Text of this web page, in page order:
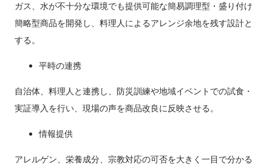
ガス、水が不十分な環境でも提供可能な簡易調理型・盛り付け
簡略型商品を開発し、料理人によるアレンジ余地を残す設計と
する。
平時の連携
自治体、料理人と連携し、防災訓練や地域イベントでの試食・
実証導入を行い、現場の声を商品改良に反映させる。
情報提供
アレルゲン、栄養成分、宗教対応の可否を大きく一目で分かる